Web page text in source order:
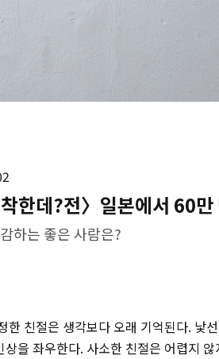
착한데?전〉일본에서 60
하는 좋은 사람은?
한 친절은 생각보다 오래 기억된다. 낯
상을 좌우한다. 사소한 친절은 어렵지